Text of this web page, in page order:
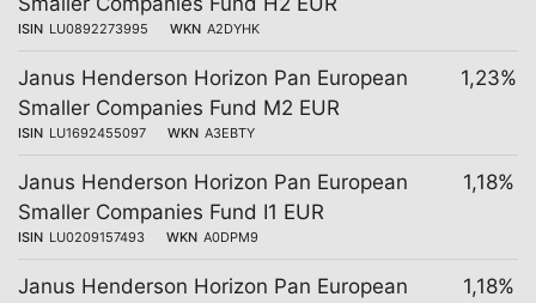
ISIN LU0892273995 WKN A2DYHK
Janus Henderson Horizon Pan European
Smaller Companies Fund M2 EUR
ISIN LU1692455097 WKN A3EBTY
1,23%
Janus Henderson Horizon Pan European
Smaller Companies Fund I1 EUR
ISIN LU0209157493 WKN A0DPM9
1,18%
Janus Henderson Horizon Pan European
1,18%